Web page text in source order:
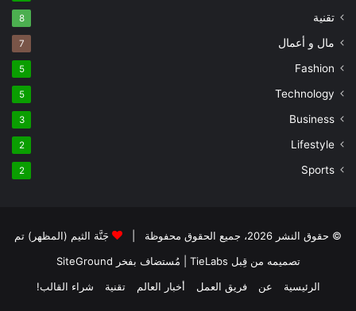
تقنية 8
مال و أعمال 7
Fashion
5
Technology
5
Business
3
Lifestyle
2
Sports
2
© حقوق النشر 2026، جميع الحقوق محفوظة |
جَنَّة الثيم (المظهر) تم
تصميمه من قِبل TieLabs
| مُستضاف بفخر SiteGround
الرئيسية
عن فريق العمل أخبار العالم تقنية شراء القالب!